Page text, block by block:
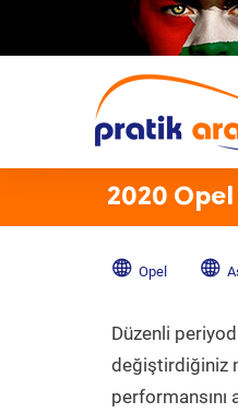
2020 Opel
Opel
Düzenli
değiştirdiğiniz
performansını